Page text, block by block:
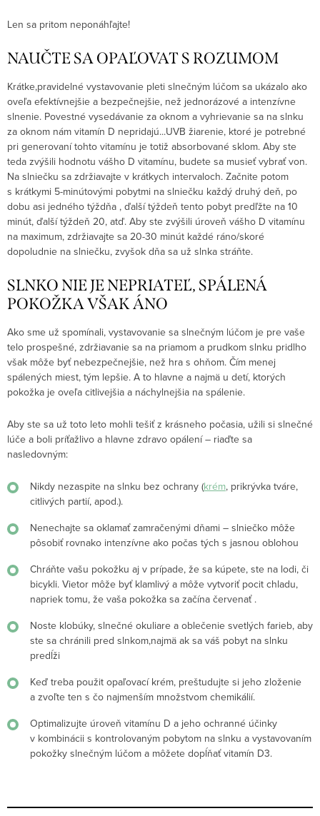
Len sa pritom neponáhľajte!
NAUČTE SA OPAĽOVAT S ROZUMOM
Krátke,pravidelné vystavovanie pleti slnečným lúčom sa ukázalo ako
oveľa efektívnejšie a bezpečnejšie, než jednorázové a intenzívne
slnenie. Povestné vysedávanie za oknom a vyhrievanie sa na slnku
za oknom nám vitamín D nepridajú...UVB žiarenie, ktoré je potrebné
pri generovaní tohto vitamínu je totiž absorbované sklom. Aby ste
teda zvýšili hodnotu vášho D vitamínu, budete sa musieť vybrať von.
Na slniečku sa zdržiavajte v krátkych intervaloch. Začnite potom
s krátkymi 5-minútovými pobytmi na slniečku každý druhý deň, po
dobu asi jedného týždňa , ďalší týždeň tento pobyt predľžte na 10
minút, ďalší týždeň 20, atď. Aby ste zvýšili úroveň vášho D vitamínu
na maximum, zdržiavajte sa 20-30 minút každé ráno/skoré
dopoludnie na slniečku, zvyšok dňa sa už slnka stráňte.
SLNKO NIE JE NEPRIATEĽ, SPÁLENÁ
POKOŽKA VŠAK ÁNO
Ako sme už spomínali, vystavovanie sa slnečným lúčom je pre vaše
telo prospešné, zdržiavanie sa na priamom a prudkom slnku pridlho
však môže byť nebezpečnejšie, než hra s ohňom. Čím menej
spálených miest, tým lepšie. A to hlavne a najmä u detí, ktorých
pokožka je oveľa citlivejšia a náchylnejšia na spálenie.
Aby ste sa už toto leto mohli tešiť z krásneho počasia, užili si slnečné
lúče a boli príťažlivo a hlavne zdravo opálení – riaďte sa
nasledovným:
Nikdy nezaspite na slnku bez ochrany (krém, prikrývka tváre,
citlivých partií, apod.).
Nenechajte sa oklamať zamračenými dňami – slniečko môže
pôsobiť rovnako intenzívne ako počas tých s jasnou oblohou
Chráňte vašu pokožku aj v prípade, že sa kúpete, ste na lodi, či
bicykli. Vietor môže byť klamlivý a môže vytvoriť pocit chladu,
napriek tomu, že vaša pokožka sa začína červenať .
Noste klobúky, slnečné okuliare a oblečenie svetlých farieb, aby
ste sa chránili pred slnkom,najmä ak sa váš pobyt na slnku
predĺži
Keď treba použit opaľovací krém, preštudujte si jeho zloženie
a zvoľte ten s čo najmenším množstvom chemikálií.
Optimalizujte úroveň vitamínu D a jeho ochranné účinky
v kombinácii s kontrolovaným pobytom na slnku a vystavovaním
pokožky slnečným lúčom a môžete dopĺňať vitamín D3.